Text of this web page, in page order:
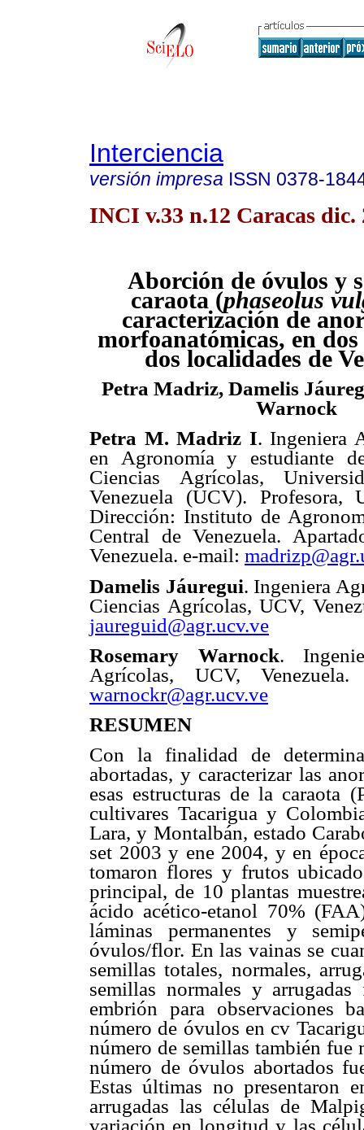
Interciencia
versión impresa ISSN 0378-
INCI v.33 n.12 Caracas dic.
Aborción de óvulos y
caraota (phaseolus
caracterización de
morfoanatómicas, en
dos localidades de
Petra Madriz, Damelis
Warnock
Petra M. Madriz I. Ingeniera
en Agronomía y estudiante
Ciencias Agrícolas,
Venezuela (UCV). Profesora,
Dirección: Instituto de
Central de Venezuela.
Venezuela. e-mail:
Damelis Jáuregui. Ingeniera
Ciencias Agrícolas, UCV,
jaureguid@agr.ucv.ve
Rosemary Warnock.
Agrícolas, UCV,
warnockr@agr.ucv.ve
RESUMEN
Con la finalidad de
abortadas, y caracterizar las
esas estructuras de la caraota
cultivares Tacarigua y
Lara, y Montalbán, estado
set 2003 y ene 2004, y en
tomaron flores y frutos
principal, de 10 plantas
ácido acético-etanol 70%
láminas permanentes y
óvulos/flor. En las vainas se
semillas totales, normales,
semillas normales y
embrión para observaciones
número de óvulos en cv
número de semillas también fue
número de óvulos abortados
Estas últimas no presentaron
arrugadas las células de